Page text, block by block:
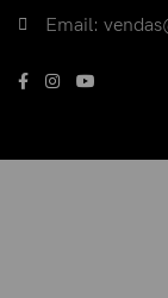
Email: